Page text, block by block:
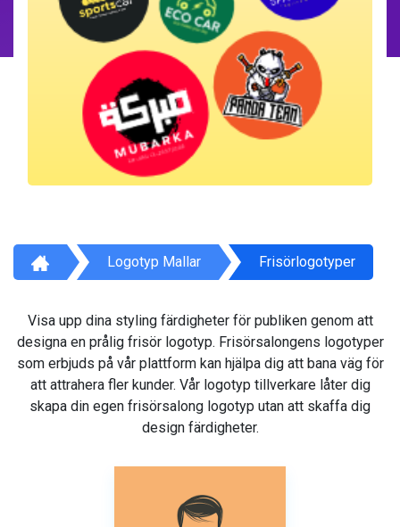
Logotyp Mallar Frisörlogotyper
Visa upp dina styling färdigheter för publiken genom att
designa en prålig frisör logotyp. Frisörsalongens logotyper
som erbjuds på vår plattform kan hjälpa dig att bana väg för
att attrahera fler kunder. Vår logotyp tillverkare låter dig
skapa din egen frisörsalong logotyp utan att skaffa dig
design färdigheter.